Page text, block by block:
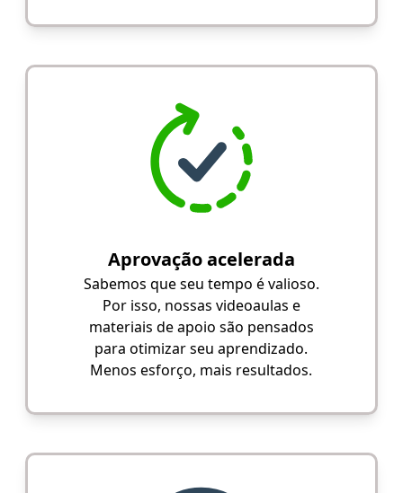
Aprovação acelerada
Sabemos que seu tempo é valioso.
Por isso, nossas videoaulas e
materiais de apoio são pensados
para otimizar seu aprendizado.
Menos esforço, mais resultados.